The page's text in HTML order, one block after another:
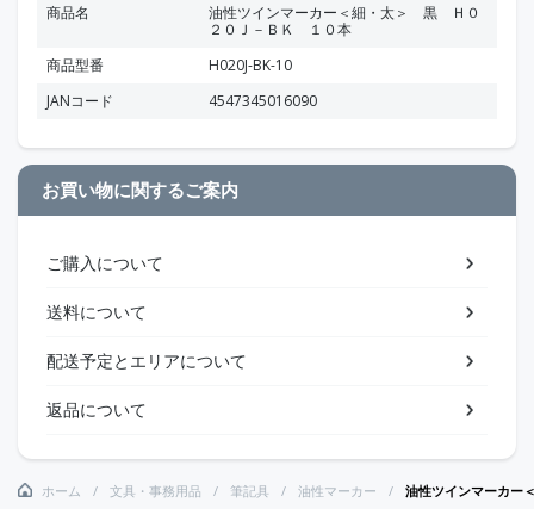
商品名
油性ツインマーカー＜細・太＞ 黒 Ｈ０
２０Ｊ－ＢＫ １０本
商品型番
H020J-BK-10
JANコード
4547345016090
お買い物に関するご案内
ご購入について
送料について
配送予定とエリアについて
返品について
ホーム 文具・事務用品 筆記具 油性マーカー 油性ツインマーカ